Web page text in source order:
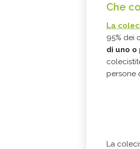
Che
La
95% dei
di uno o
persone
La